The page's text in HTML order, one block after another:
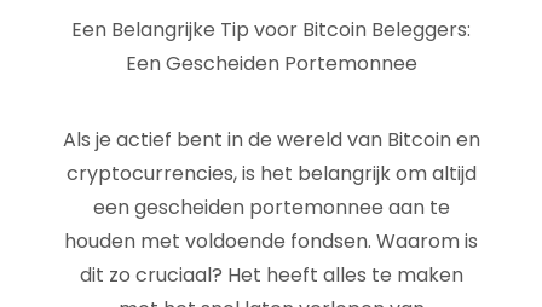
Een Belangrijke Tip voor Bitcoin Beleggers:
Een Gescheiden Portemonnee
Als je actief bent in de wereld van Bitcoin en
cryptocurrencies, is het belangrijk om altijd
een gescheiden portemonnee aan te
houden met voldoende fondsen. Waarom is
dit zo cruciaal? Het heeft alles te maken